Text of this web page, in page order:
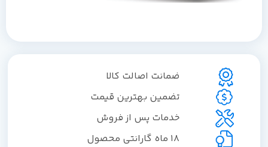
ضمانت اصالت کالا
تضمین بهترین قیمت
خدمات پس از فروش